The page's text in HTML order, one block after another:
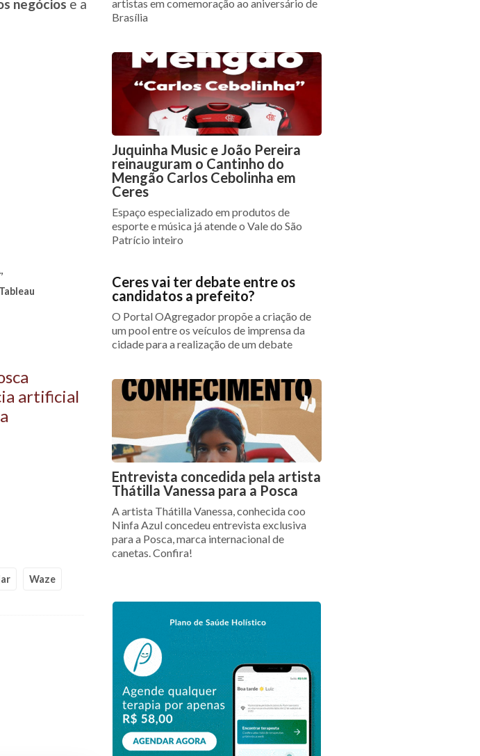
negócios e a
artificial
Waze
artistas em comemoração ao aniversário de
Brasília
Juquinha Music e João Pereira
reinauguram o Cantinho do
Mengão Carlos Cebolinha em
Ceres
Espaço especializado em produtos de
esporte e música já atende o Vale do São
Patrício inteiro
Ceres vai ter debate entre os
candidatos a prefeito?
O Portal OAgregador propõe a criação de
um pool entre os veículos de imprensa da
cidade para a realização de um debate
Entrevista concedida pela artista
Thátilla Vanessa para a Posca
A artista Thátilla Vanessa, conhecida coo
Ninfa Azul concedeu entrevista exclusiva
para a Posca, marca internacional de
canetas. Confira!